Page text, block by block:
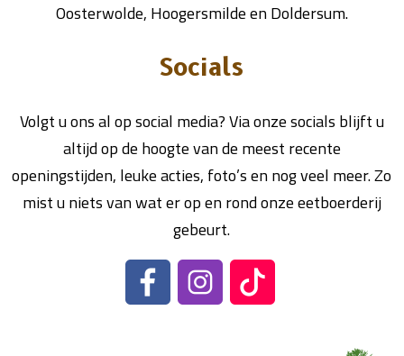
Oosterwolde, Hoogersmilde en Doldersum.
Socials
Volgt u ons al op social media? Via onze socials blijft u
altijd op de hoogte van de meest recente
openingstijden, leuke acties, foto’s en nog veel meer. Zo
mist u niets van wat er op en rond onze eetboerderij
gebeurt.